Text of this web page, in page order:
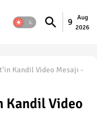
9
Aug
2026
Kandil Video Mesajı -
Kandil Video